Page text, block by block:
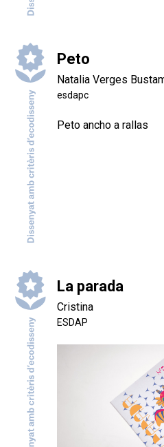
Peto
Natalia Verges
esdapc
Peto ancho a rallas
La parada
Cristina
ESDAP